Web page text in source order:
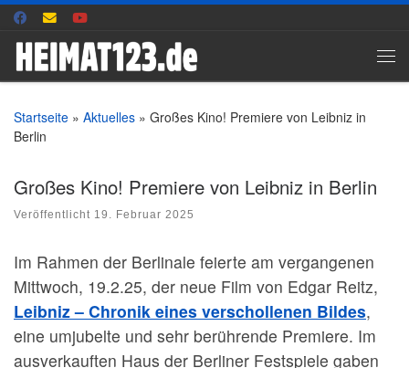
Zum Inhalt springen
Startseite » Aktuelles » Großes Kino! Premiere von Leibniz in
Berlin
Großes Kino! Premiere von Leibniz in Berlin
Veröffentlicht 19. Februar 2025
Im Rahmen der Berlinale feierte am vergangenen
Mittwoch, 19.2.25, der neue Film von Edgar Reitz,
Leibniz – Chronik eines verschollenen Bildes,
eine umjubelte und sehr berührende Premiere. Im
ausverkauften Haus der Berliner Festspiele gaben